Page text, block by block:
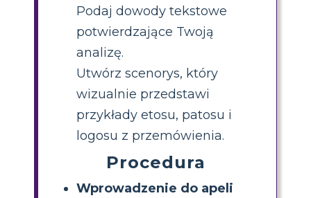
Podaj dowody tekstowe
potwierdzające Twoją
analizę.
Utwórz scenorys, który
wizualnie przedstawi
przykłady etosu, patosu i
logosu z przemówienia.
Procedura
Wprowadzenie do apeli